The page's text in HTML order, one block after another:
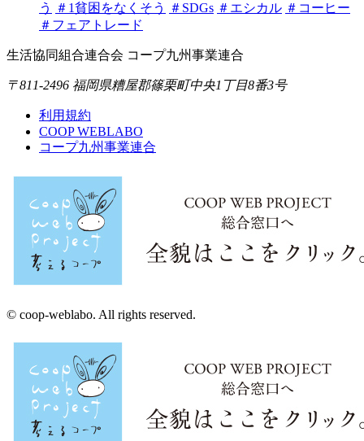
う
＃1貧困をなくそう ＃SDGs ＃エシカル ＃コーヒー
＃フェアトレード
生活協同組合連合会 コープ九州事業連合
〒811-2496 福岡県糟屋郡篠栗町中央1丁目8番3号
利用規約
COOP WEBLABO
コープ九州事業連合
© coop-weblabo. All rights reserved.